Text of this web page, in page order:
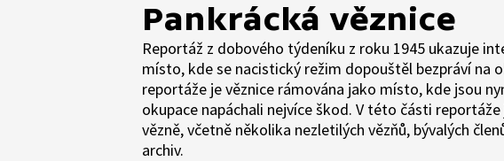
Pankrácká věznice
Reportáž z dobového týdeníku z roku 1945 ukazuje
místo, kde se nacistický režim dopouštěl bezpráví na
reportáže je věznice rámována jako místo, kde jsou
okupace napáchali nejvíce škod. V této části
vězně, včetně několika nezletilých vězňů, bývalých
archiv.